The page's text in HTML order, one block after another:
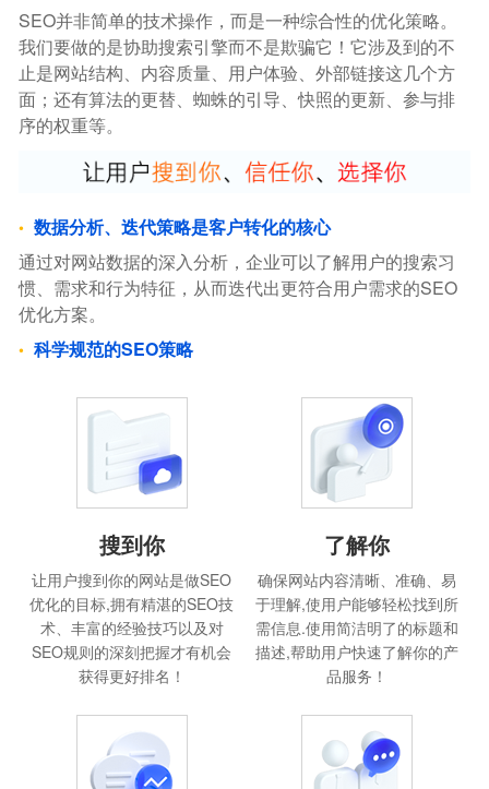
SEO并非简单的技术操作，而是一种综合性的优化策略。
我们要做的是协助搜索引擎而不是欺骗它！它涉及到的不
止是网站结构、内容质量、用户体验、外部链接这几个方
面；还有算法的更替、蜘蛛的引导、快照的更新、参与排
序的权重等。
数据分析、迭代策略是客户转化的核心
通过对网站数据的深入分析，企业可以了解用户的搜索习
惯、需求和行为特征，从而迭代出更符合用户需求的SEO
优化方案。
科学规范的SEO策略
搜到你
让用户搜到你的网站是做SEO
优化的目标,拥有精湛的SEO技
术、丰富的经验技巧以及对
SEO规则的深刻把握才有机会
获得更好排名！
了解你
确保网站内容清晰、准确、易
于理解,使用户能够轻松找到所
需信息.使用简洁明了的标题和
描述,帮助用户快速了解你的产
品服务！